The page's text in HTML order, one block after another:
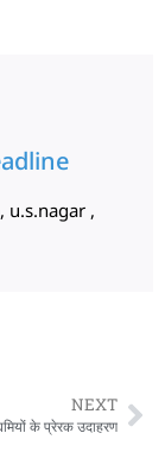
u.s.nagar ,
NEXT
के प्रेरक उदाहरण